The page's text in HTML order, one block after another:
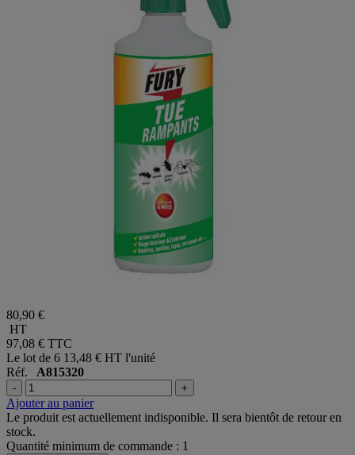
80,90 €
HT
97,08 € TTC
Le lot de 6 13,48 € HT l'unité
Réf. A815320
- +
Ajouter au panier
Le produit est actuellement indisponible. Il sera bientôt de retour en
stock.
Quantité minimum de commande : 1